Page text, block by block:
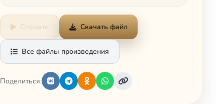
Слушать Скачать файл
Все файлы произведения
Поделиться: